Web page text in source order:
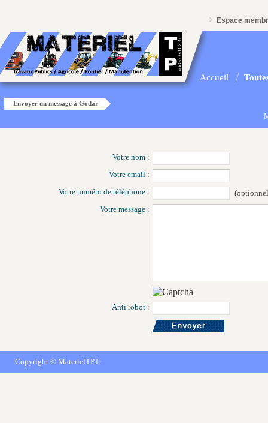
Espace
Accueil
Envoyer un message à Godar
Votre nom :
Votre email :
Votre numéro de téléphone :
Votre message :
Anti robot :
Copyright © MaterielTP.fr